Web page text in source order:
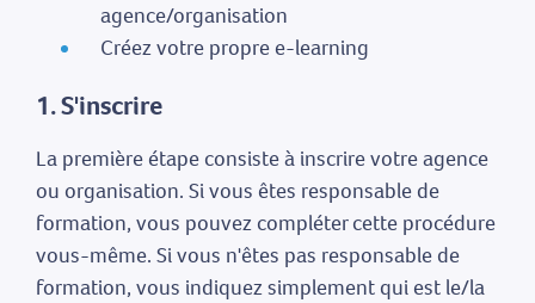
agence/organisation
Créez votre propre e-learning
1. S'inscrire
La première étape consiste à inscrire votre agence
ou organisation. Si vous êtes responsable de
formation, vous pouvez compléter cette procédure
vous-même. Si vous n'êtes pas responsable de
formation, vous indiquez simplement qui est le/la